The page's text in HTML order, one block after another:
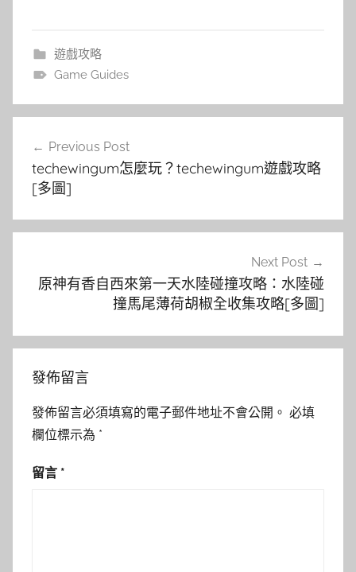
遊戲攻略
Game Guides
覽
Previous Post
techewingum怎麼玩？techewingum遊戲攻略
[多圖]
Next Post
原神有香自西來第一天水陸碰撞攻略：水陸碰
撞馬尾薄荷胡椒全收集攻略[多圖]
發佈留言
發佈留言必須填寫的電子郵件地址不會公開。 必填
欄位標示為 *
留言 *